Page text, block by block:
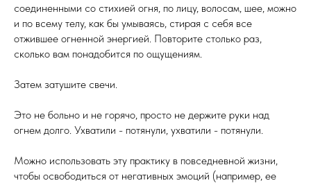
соединенными со стихией огня, по лицу, волосам, шее, можно
и по всему телу, как бы умываясь, стирая с себя все
отжившее огненной энергией. Повторите столько раз,
сколько вам понадобится по ощущениям.
Затем затушите свечи.
Это не больно и не горячо, просто не держите руки над
огнем долго. Ухватили - потянули, ухватили - потянули.
Можно использовать эту практику в повседневной жизни,
чтобы освободиться от негативных эмоций (например, ее